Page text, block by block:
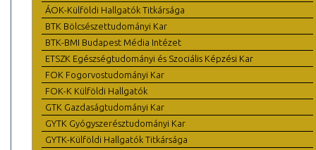
ÁOK-Külföldi Hallgatók Titkársága
BTK Bölcsészettudományi Kar
BTK-BMI Budapest Média Intézet
ETSZK Egészségtudományi és Szociális Képzési Kar
FOK Fogorvostudományi Kar
FOK-K Külföldi Hallgatók
GTK Gazdaságtudományi Kar
GYTK Gyógyszerésztudományi Kar
GYTK-Külföldi Hallgatók Titkársága